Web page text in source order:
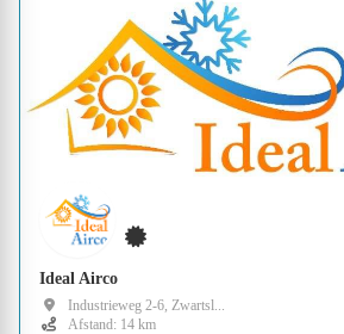
Ideal Airco
Industrieweg 2-6, Zwartsl...
Afstand: 14 km